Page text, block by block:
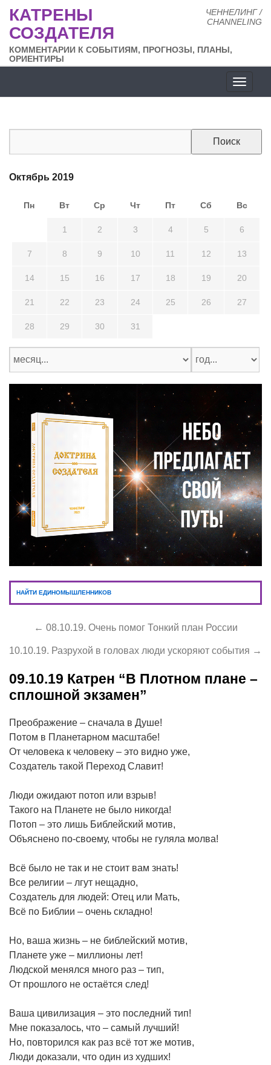
ЧЕННЕЛИНГ /
CHANNELING
КАТРЕНЫ
СОЗДАТЕЛЯ
КОММЕНТАРИИ К СОБЫТИЯМ, ПРОГНОЗЫ, ПЛАНЫ,
ОРИЕНТИРЫ
сайта
Октябрь 2019
Пн Вт Ср Чт Пт Сб Вс
1 2 3 4 5 6
7 8 9 10 11 12 13
14 15 16 17 18 19 20
21 22 23 24 25 26 27
28 29 30 31
НАЙТИ ЕДИНОМЫШЛЕННИКОВ
← 08.10.19. Очень помог Тонкий план России
10.10.19. Разрухой в головах люди ускоряют события →
09.10.19 Катрен “В Плотном плане –
сплошной экзамен”
Преображение – сначала в Душе!
Потом в Планетарном масштабе!
От человека к человеку – это видно уже,
Создатель такой Переход Славит!
Люди ожидают потоп или взрыв!
Такого на Планете не было никогда!
Потоп – это лишь Библейский мотив,
Объяснено по-своему, чтобы не гуляла молва!
Всё было не так и не стоит вам знать!
Все религии – лгут нещадно,
Создатель для людей: Отец или Мать,
Всё по Библии – очень складно!
Но, ваша жизнь – не библейский мотив,
Планете уже – миллионы лет!
Людской менялся много раз – тип,
От прошлого не остаётся след!
Ваша цивилизация – это последний тип!
Мне показалось, что – самый лучший!
Но, повторился как раз всё тот же мотив,
Люди доказали, что один из худших!